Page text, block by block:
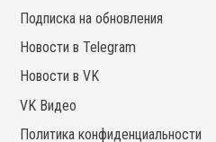
Подписка на обновления
Новости в Telegram
Новости в VK
VK Видео
Политика конфиденциальности